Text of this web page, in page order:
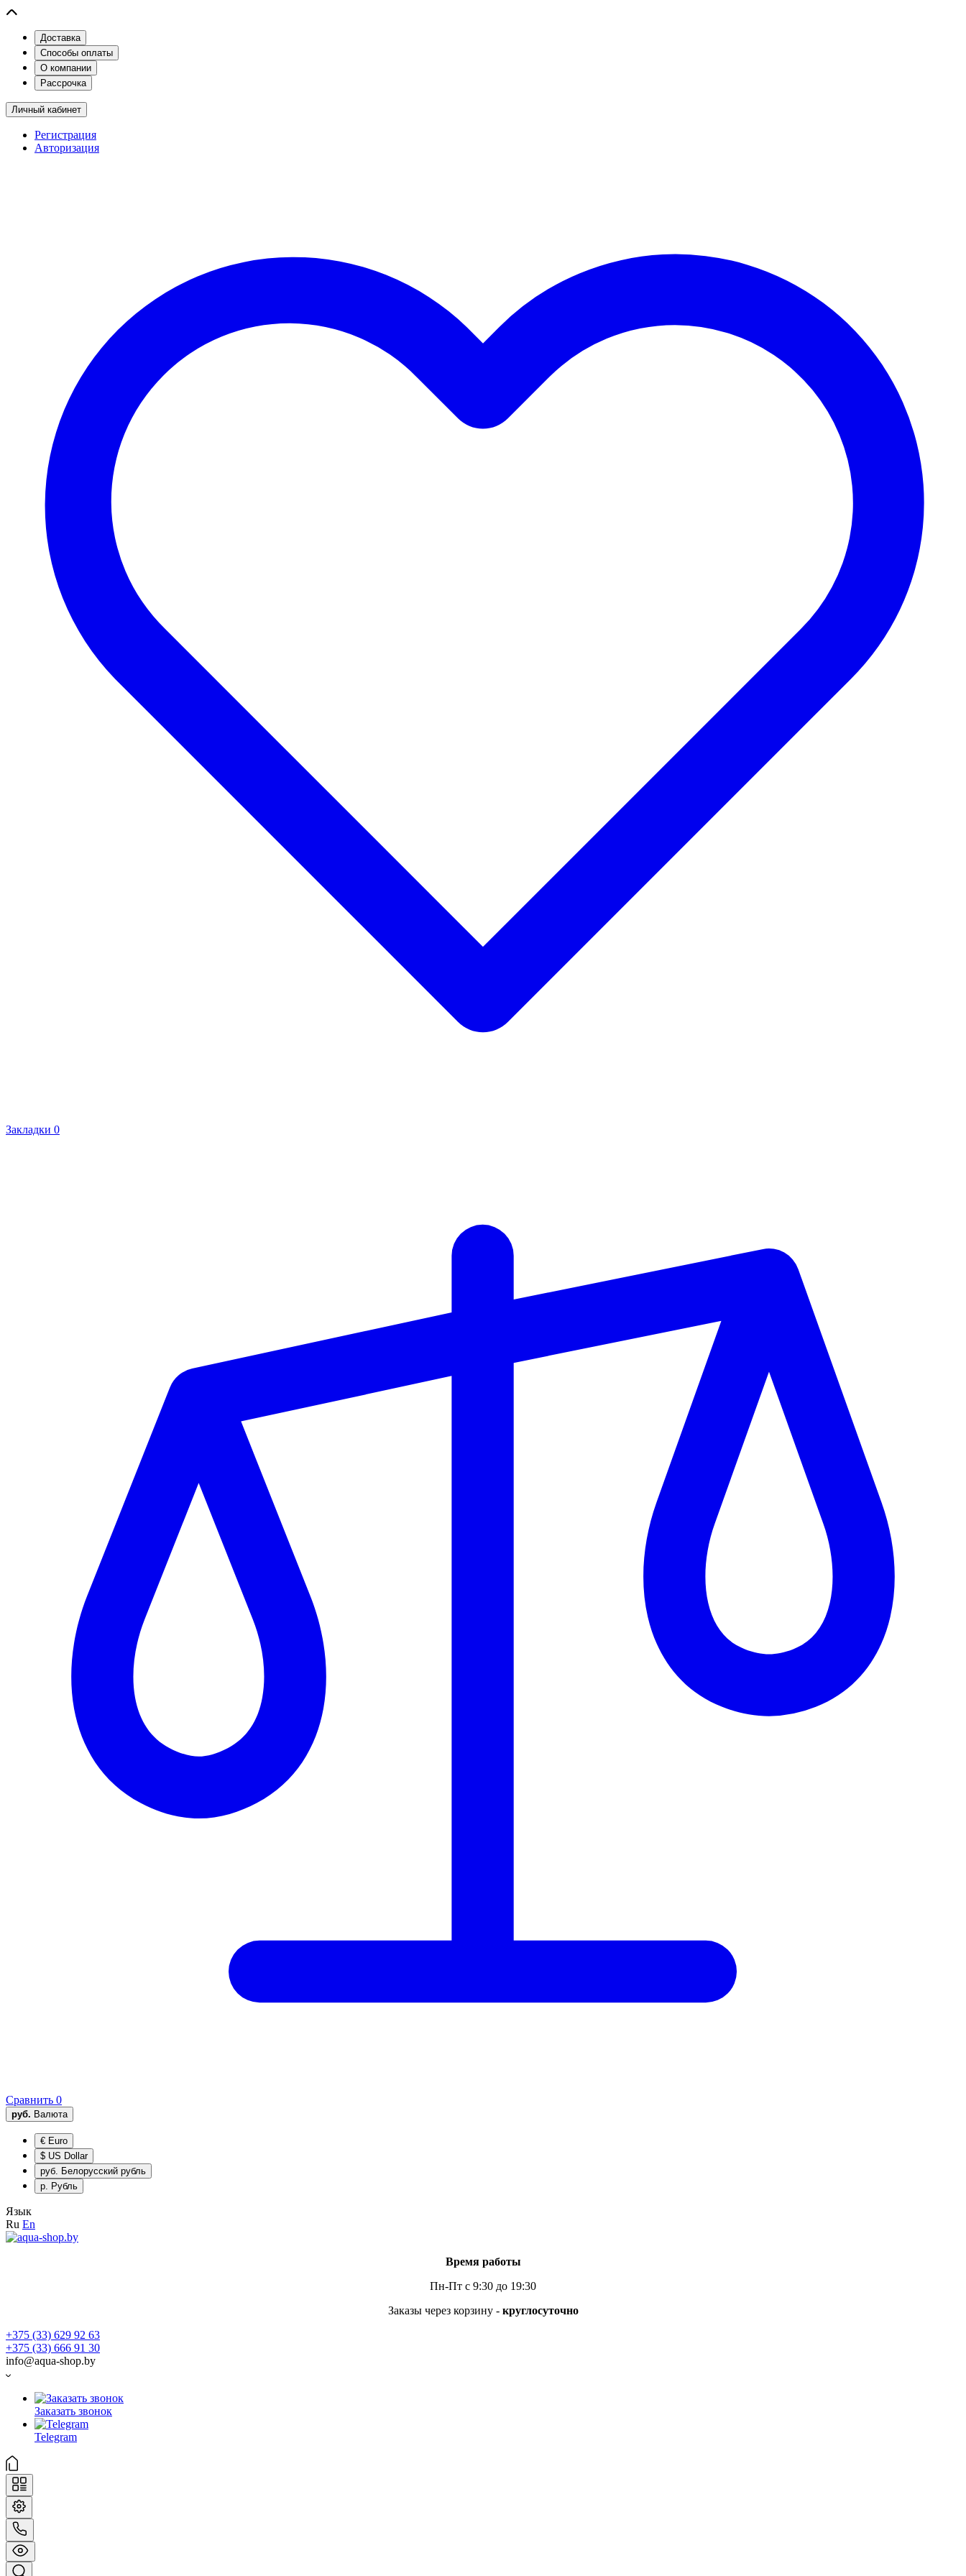
Доставка
Способы оплаты
О компании
Рассрочка
Личный кабинет
Регистрация
Авторизация
Закладки 0
Сравнить 0
руб. Валюта
€ Euro
$ US Dollar
руб. Белорусский рубль
р. Рубль
Язык
Ru En
Время работы
Пн-Пт с 9:30 до 19:30
Заказы через корзину - круглосуточно
+375 (33) 629 92 63
+375 (33) 666 91 30
info@aqua-shop.by
Заказать звонок
Telegram